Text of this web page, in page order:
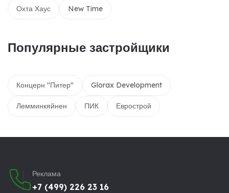
Охта Хаус New Time
Популярные застройщики
Концерн "Питер" Glorax Development
Лемминкяйнен ПИК Еврострой
Реклама
+7 (499) 226 23 16